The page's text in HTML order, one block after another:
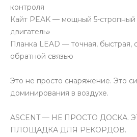
контроля
Кайт PEAK — мощный 5-стропный
двигатель»
Планка LEAD — точная, быстрая,
обратной связью
Это не просто снаряжение. Это
доминирования в воздухе.
ASCENT — НЕ ПРОСТО ДОСКА.
ПЛОЩАДКА ДЛЯ РЕКОРДОВ.